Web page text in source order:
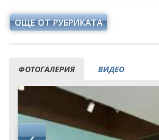
ОЩЕ ОТ РУБРИКАТА
ФОТОГАЛЕРИЯ ВИДЕО